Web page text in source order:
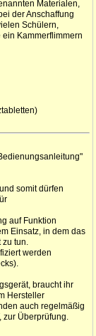
Materialen,
der Anschaffung
Schülern,
Kammerflimmern
somit dürfen
auf Funktion
Einsatz, in dem das
zu tun.
werden
braucht ihr
Hersteller
auch regelmäßig
zur Überprüfung.